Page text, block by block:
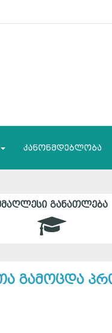
კანონმდებლობა
ᲒᲐᲜᲐᲗᲚᲔᲑᲐ
გამოცდა